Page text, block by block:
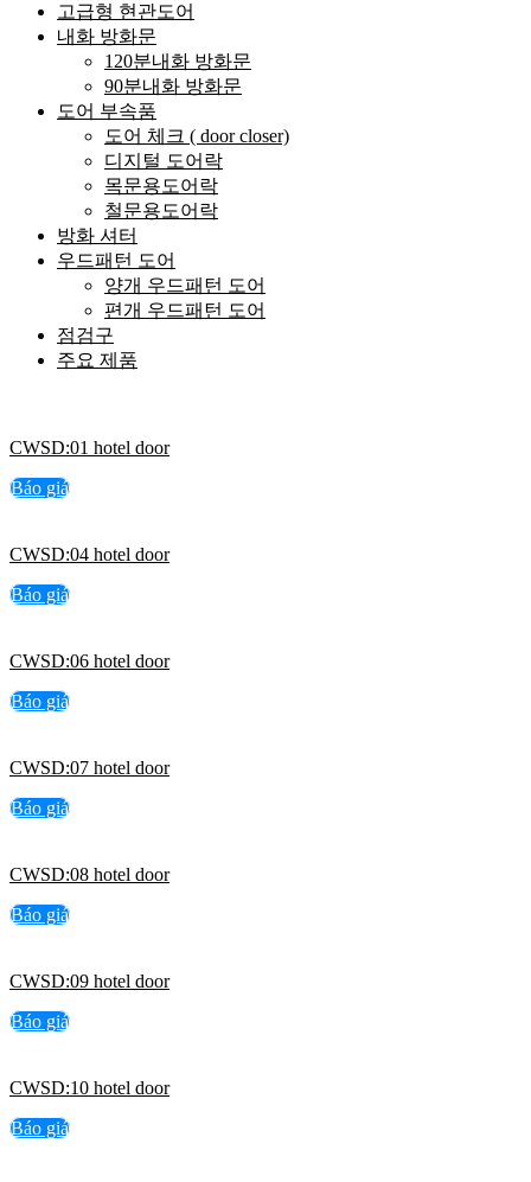
고급형 현관도어
내화 방화문
120분내화 방화문
90분내화 방화문
도어 부속품
도어 체크 ( door closer)
디지털 도어락
목문용도어락
철문용도어락
방화 셔터
우드패턴 도어
양개 우드패턴 도어
편개 우드패턴 도어
점검구
주요 제품
CWSD:01 hotel door
Báo giá
CWSD:04 hotel door
Báo giá
CWSD:06 hotel door
Báo giá
CWSD:07 hotel door
Báo giá
CWSD:08 hotel door
Báo giá
CWSD:09 hotel door
Báo giá
CWSD:10 hotel door
Báo giá